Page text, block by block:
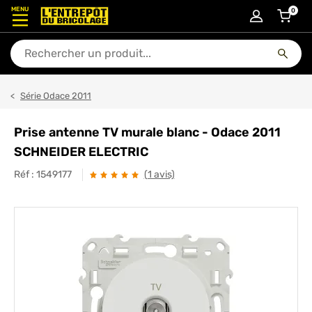
MENU
En quoi puis-je vous aider ?
0article
Série Odace 2011
Prise antenne TV murale blanc - Odace 2011
SCHNEIDER ELECTRIC
Réf : 1549177 (1 avis)